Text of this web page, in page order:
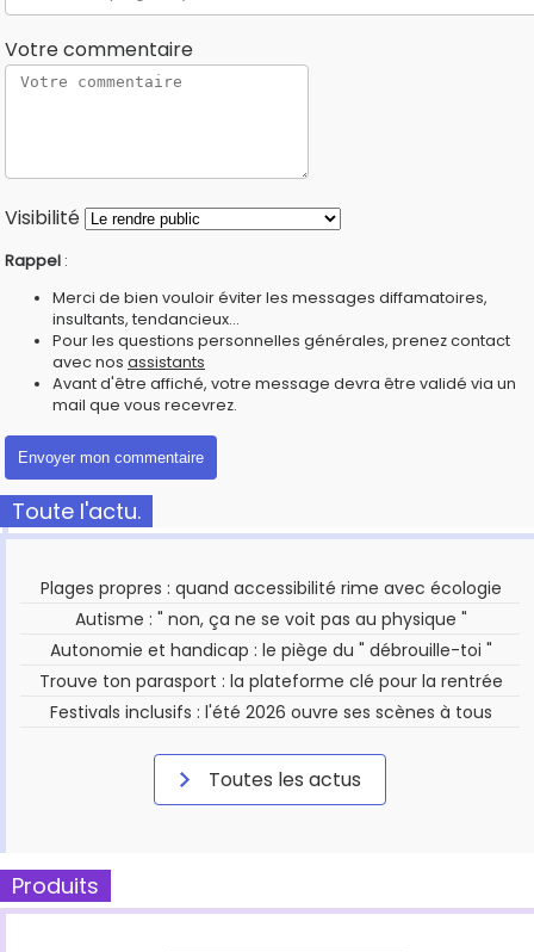
Votre commentaire
Visibilité
Rappel :
Merci de bien vouloir éviter les messages diffamatoires,
insultants, tendancieux...
Pour les questions personnelles générales, prenez contact
avec nos assistants
Avant d'être affiché, votre message devra être validé via un
mail que vous recevrez.
Toute l'actu.
Plages propres : quand accessibilité rime avec écologie
Autisme : " non, ça ne se voit pas au physique "
Autonomie et handicap : le piège du " débrouille-toi "
Trouve ton parasport : la plateforme clé pour la rentrée
Festivals inclusifs : l'été 2026 ouvre ses scènes à tous
Toutes les actus
Produits